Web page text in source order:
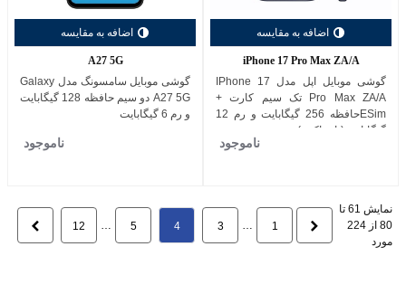
اضافه به مقایسه
iPhone 17 Pro Max ZA/A
گوشی موبایل اپل مدل IPhone 17
Pro Max ZA/A تک سیم کارت +
ESimحافظه 256 گیگابایت و رم 12
گیگابایت (نات اکتیو)
ناموجود
اضافه به مقایسه
A27 5G
گوشی موبایل سامسونگ مدل Galaxy
A27 5G دو سیم حافظه 128 گیگابایت
و رم 6 گیگابایت
ناموجود
نمایش 61 تا
80 از 224
مورد
1
…
3
4
5
…
12